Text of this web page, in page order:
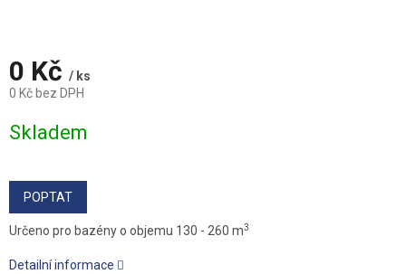
0 Kč / ks
0 Kč bez DPH
cena:
Skladem
POPTAT
Určeno pro bazény o objemu 130 - 260 m3
Detailní informace